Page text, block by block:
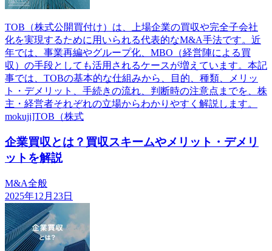
TOB（株式公開買付け）は、上場企業の買収や完全子会社
化を実現するために用いられる代表的なM&A手法です。近
年では、事業再編やグループ化、MBO（経営陣による買
収）の手段としても活用されるケースが増えています。本記
事では、TOBの基本的な仕組みから、目的、種類、メリッ
ト・デメリット、手続きの流れ、判断時の注意点までを、株
主・経営者それぞれの立場からわかりやすく解説します。
mokuji]TOB（株式
企業買収とは？買収スキームやメリット・デメリ
ットを解説
M&A全般
2025年12月23日